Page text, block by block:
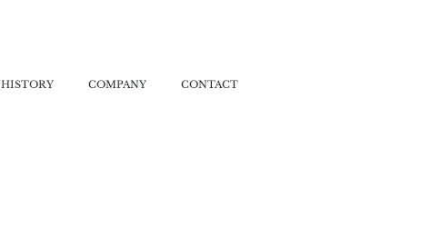
HISTORY COMPANY CONTACT